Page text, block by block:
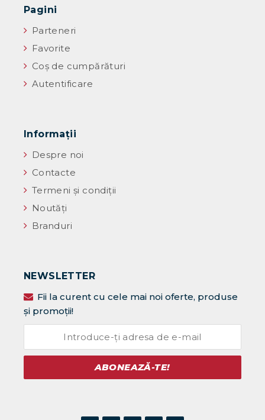
Pagini
Parteneri
Favorite
Coș de cumpărături
Autentificare
Informaţii
Despre noi
Contacte
Termeni și condiții
Noutăţi
Branduri
NEWSLETTER
Fii la curent cu cele mai noi oferte, produse
și promoții!
ABONEAZĂ-TE!